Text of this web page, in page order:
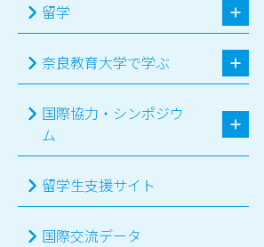
留学
奈良教育大学で学ぶ
国際協力・シンポジウ
ム
留学生支援サイト
国際交流データ